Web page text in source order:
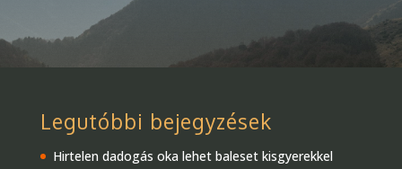
Legutóbbi bejegyzések
Hirtelen dadogás oka lehet baleset kisgyerekkel